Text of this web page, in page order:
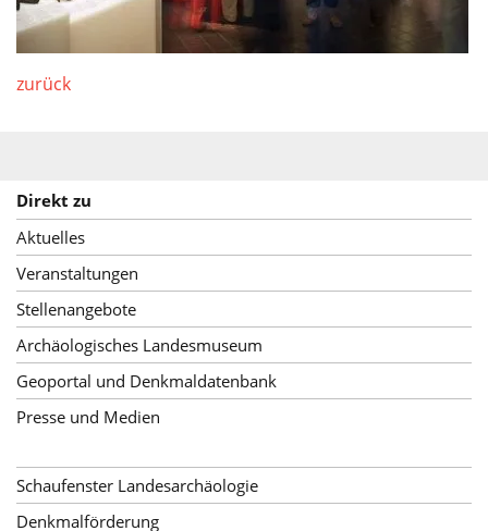
zurück
Direkt zu
Aktuelles
Veranstaltungen
Stellenangebote
Archäologisches Landesmuseum
Geoportal und Denkmaldatenbank
Presse und Medien
Schaufenster Landesarchäologie
Denkmalförderung